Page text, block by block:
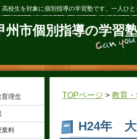
高校生を対象に個別指導の学習塾です。一人ひ
州市個別指導の学習
TOPページ > 教育
H24年 大
育理念
業料